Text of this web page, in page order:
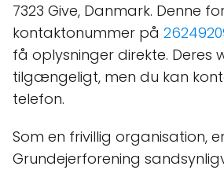
7323 Give, Danmark. Denne
kontaktonummer på
få oplysninger direkte. Deres
tilgængeligt, men du kan
telefon.
Som en frivillig organisation,
Grundejerforening